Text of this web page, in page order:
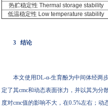
热贮稳定性 Thermal storage stability
低温稳定性 Low temperature stability
3 结论
本文使用DL-α-生育酚为中间体经两
定了其cmc和动态表面张力，并以其为分
度对cmc值的影响不大，在0.5%左右；